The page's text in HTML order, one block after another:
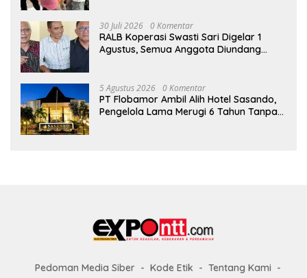
30 Juli 2026 0 Komentar
RALB Koperasi Swasti Sari Digelar 1
Agustus, Semua Anggota Diundang
5 Agustus 2026 0 Komentar
PT Flobamor Ambil Alih Hotel Sasando,
Pengelola Lama Merugi 6 Tahun Tanpa
Pedoman Media Siber Kode Etik
Tentang Kami